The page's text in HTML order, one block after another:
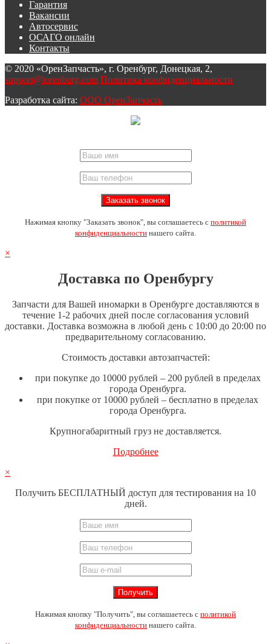
Гарантия
Вакансии
Автосервис
ОСАГО онлайн
Контакты
© 2020 «ОренЗапчасть», г. Оренбург, Донецкая, 2,
support@iorenburg.com Политика конфиденциальности
Разработка сайта: ООО ОренЗапчасть
Нажимая кнопку "Заказать звонок", вы соглашаетесь с политикой
конфиденциальности нашего сайта.
×
Доставка по Оренбургу
Запчасти для Вашей иномарки в Оренбурге доставляются в
течение 1-2 рабочих дней после согласования условий
доставки. Доставка возможна в любой день с 10:00 до 20:00 по
предварительному согласованию.
Стоимость доставки автозапчастей:
при покупке до 10000 рублей – 200 рублей в пределах
города Оренбурга.
при покупке от 10000 рублей – бесплатно в пределах
города Оренбурга.
Крупногабаритный груз не доставляется.
Подробнее
×
Получить БЕСПЛАТНЫЙ доступ для тестирования на 10
дней.
Нажимая кнопку "Получить", вы соглашаетесь с политикой
конфиденциальности нашего сайта.